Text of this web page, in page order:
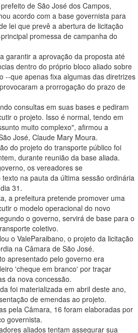
de São José dos Campos,
acordo com a base governista para
lei que prevê a abertura de licitação
promessa de campanha do
garantir a aprovação da proposta até
dentro do próprio bloco aliado sobre
--que apenas fixa algumas das diretrizes
a prorrogação do prazo de
consultas em suas bases e pediram
o projeto. Isso é normal, tendo em
muito complexo", afirmou a
José, Claude Mary Moura.
do projeto do transporte público foi
durante reunião da base aliada.
os vereadores se
na pauta da última sessão ordinária
31.
a prefeitura pretende promover uma
o modelo operacional do novo
o governo, servirá de base para o
coletivo.
o ValeParaibano, o projeto da licitação
na Câmara de São José.
apresentado pelo governo era
'cheque em branco' por traçar
da nova concessão.
foi materializada em abril deste ano,
de emendas ao projeto.
pela Câmara, 16 foram elaboradas por
governista.
aliados tentam assegurar sua